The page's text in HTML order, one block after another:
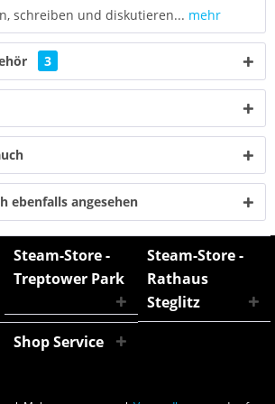
schreiben und diskutieren... mehr
3
ebenfalls angesehen
Steam-Store -
Treptower Park
Steam-Store -
Rathaus
Steglitz
Shop Service